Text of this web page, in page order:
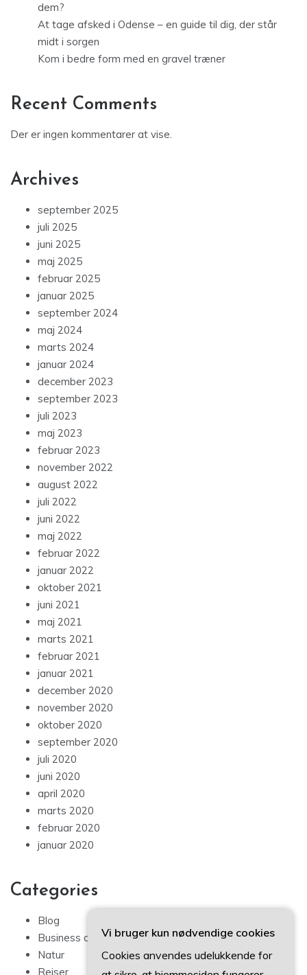
dem?
At tage afsked i Odense – en guide til dig, der står
midt i sorgen
Kom i bedre form med en gravel træner
Recent Comments
Der er ingen kommentarer at vise.
Archives
september 2025
juli 2025
juni 2025
maj 2025
februar 2025
januar 2025
september 2024
maj 2024
marts 2024
januar 2024
december 2023
september 2023
juli 2023
maj 2023
februar 2023
november 2022
august 2022
juli 2022
juni 2022
maj 2022
februar 2022
januar 2022
oktober 2021
juni 2021
maj 2021
marts 2021
februar 2021
januar 2021
december 2020
november 2020
oktober 2020
september 2020
juli 2020
juni 2020
april 2020
marts 2020
februar 2020
januar 2020
Categories
Blog
Business artikler
Natur
Rejser
Vi bruger kun nødvendige cookies
Cookies anvendes udelukkende for